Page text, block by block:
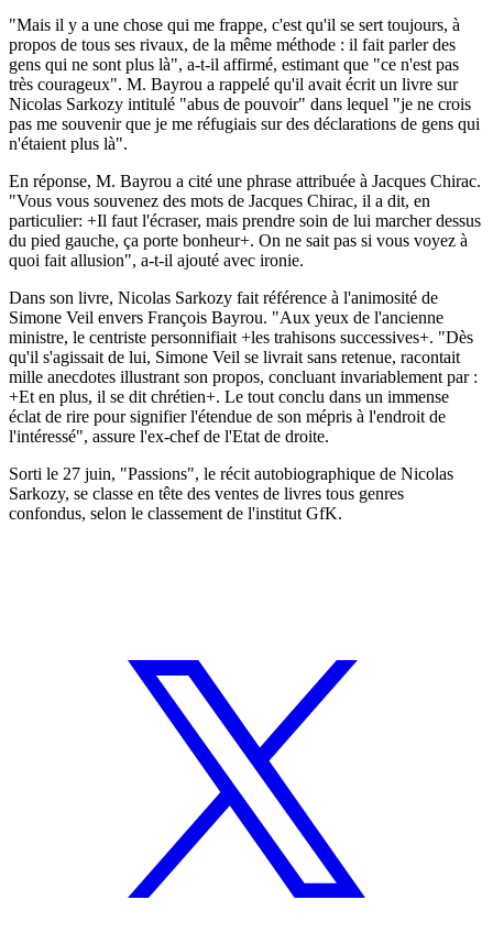
"Mais il y a une chose qui me frappe, c'est qu'il se sert toujours, à
propos de tous ses rivaux, de la même méthode : il fait parler des
gens qui ne sont plus là", a-t-il affirmé, estimant que "ce n'est pas
très courageux". M. Bayrou a rappelé qu'il avait écrit un livre sur
Nicolas Sarkozy intitulé "abus de pouvoir" dans lequel "je ne crois
pas me souvenir que je me réfugiais sur des déclarations de gens qui
n'étaient plus là".
En réponse, M. Bayrou a cité une phrase attribuée à Jacques Chirac.
"Vous vous souvenez des mots de Jacques Chirac, il a dit, en
particulier: +Il faut l'écraser, mais prendre soin de lui marcher dessus
du pied gauche, ça porte bonheur+. On ne sait pas si vous voyez à
quoi fait allusion", a-t-il ajouté avec ironie.
Dans son livre, Nicolas Sarkozy fait référence à l'animosité de
Simone Veil envers François Bayrou. "Aux yeux de l'ancienne
ministre, le centriste personnifiait +les trahisons successives+. "Dès
qu'il s'agissait de lui, Simone Veil se livrait sans retenue, racontait
mille anecdotes illustrant son propos, concluant invariablement par :
+Et en plus, il se dit chrétien+. Le tout conclu dans un immense
éclat de rire pour signifier l'étendue de son mépris à l'endroit de
l'intéressé", assure l'ex-chef de l'Etat de droite.
Sorti le 27 juin, "Passions", le récit autobiographique de Nicolas
Sarkozy, se classe en tête des ventes de livres tous genres
confondus, selon le classement de l'institut GfK.